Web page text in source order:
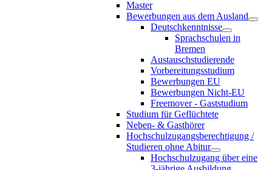
Master
Bewerbungen aus dem Ausland
Deutschkenntnisse
Sprachschulen in
Bremen
Austauschstudierende
Vorbereitungsstudium
Bewerbungen EU
Bewerbungen Nicht-EU
Freemover - Gaststudium
Studium für Geflüchtete
Neben- & Gasthörer
Hochschulzugangsberechtigung /
Studieren ohne Abitur
Hochschulzugang über eine